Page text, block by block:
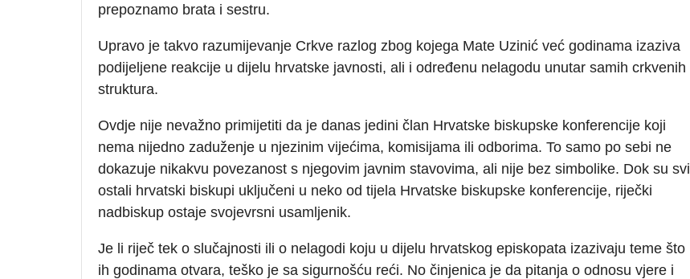
prepoznamo brata i sestru.
Upravo je takvo razumijevanje Crkve razlog zbog kojega Mate Uzinić već godinama izaziva
podijeljene reakcije u dijelu hrvatske javnosti, ali i određenu nelagodu unutar samih crkvenih
struktura.
Ovdje nije nevažno primijetiti da je danas jedini član Hrvatske biskupske konferencije koji
nema nijedno zaduženje u njezinim vijećima, komisijama ili odborima. To samo po sebi ne
dokazuje nikakvu povezanost s njegovim javnim stavovima, ali nije bez simbolike. Dok su svi
ostali hrvatski biskupi uključeni u neko od tijela Hrvatske biskupske konferencije, riječki
nadbiskup ostaje svojevrsni usamljenik.
Je li riječ tek o slučajnosti ili o nelagodi koju u dijelu hrvatskog episkopata izazivaju teme što
ih godinama otvara, teško je sa sigurnošću reći. No činjenica je da pitanja o odnosu vjere i